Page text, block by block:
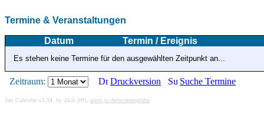
Termine & Veranstaltungen
Datum Termin / Ereignis
Es stehen keine Termine für den ausgewählten Zeitpunkt an...
Zeitraum: Druckversion Suche Termine
Jax Calendar v1.34, by Jack (tR), www.jtr.de/scripting/php